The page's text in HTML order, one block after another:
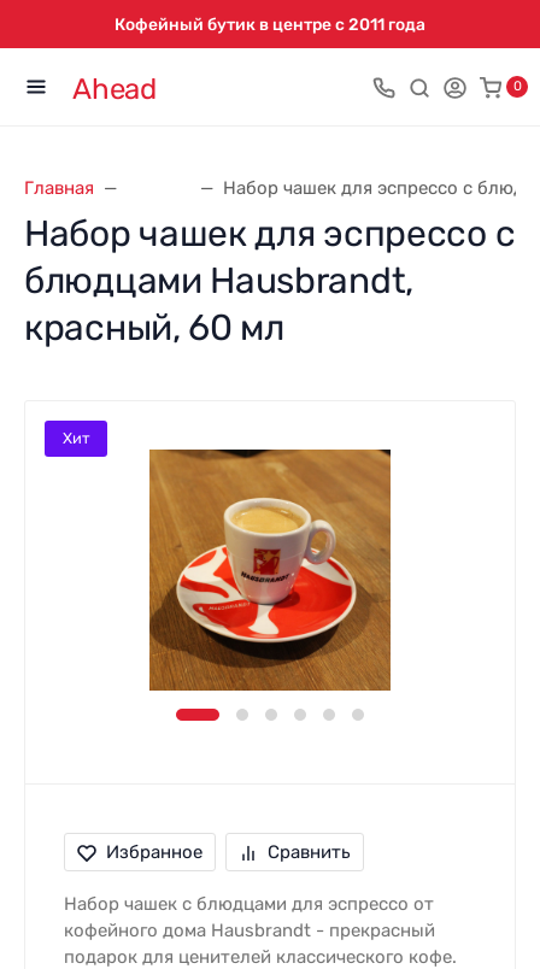
Кофейный бутик в центре с 2011 года
Ahead 0
Главная Набор чашек для эспрессо с
Набор чашек для эспрессо с
блюдцами Hausbrandt,
красный, 60 мл
Хит
Избранное Сравнить
Набор чашек с блюдцами для эспрессо от
кофейного дома Hausbrandt - прекрасный
подарок для ценителей классического кофе.